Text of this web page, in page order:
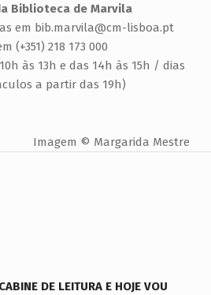
Biblioteca de Marvila
em bib.marvila@cm-lisboa.pt
(+351) 218 173 000
às 13h e das 14h às 15h / dias
a partir das 19h)
Imagem © Margarida Mestre
DE LEITURA E HOJE VOU